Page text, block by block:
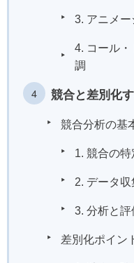
3. アニメ
4. コール
調
競合と差別化
競合分析の基
1. 競合の特
2. データ収
3. 分析と評
差別化ポイン